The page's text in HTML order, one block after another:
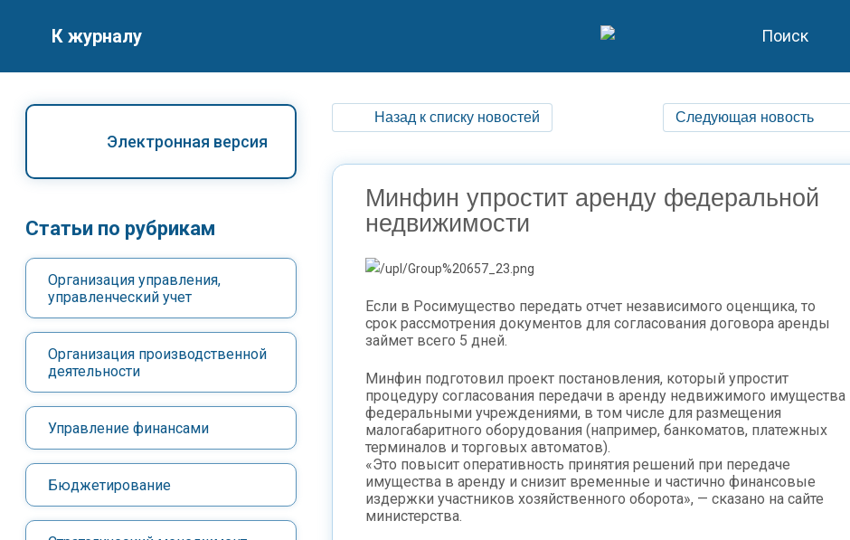
К журналу Поиск
Электронная версия
Статьи по рубрикам
Организация управления,
управленческий учет
Организация производственной
деятельности
Управление финансами
Бюджетирование
Назад к списку новостей Следующая новость
Минфин упростит аренду федеральной
недвижимости
Если в Росимущество передать отчет независимого оценщика, то
срок рассмотрения документов для согласования договора аренды
займет всего 5 дней.
Минфин подготовил проект постановления, который упростит
процедуру согласования передачи в аренду недвижимого имущества
федеральными учреждениями, в том числе для размещения
малогабаритного оборудования (например, банкоматов, платежных
терминалов и торговых автоматов).
«Это повысит оперативность принятия решений при передаче
имущества в аренду и снизит временные и частично финансовые
издержки участников хозяйственного оборота», — сказано на сайте
министерства.